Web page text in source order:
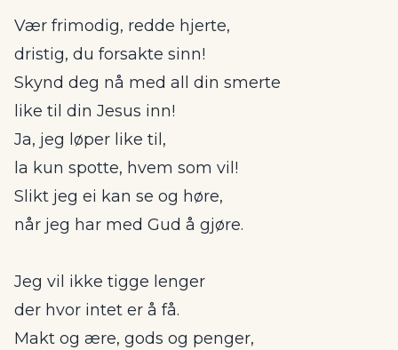
Vær frimodig, redde hjerte,
dristig, du forsakte sinn!
Skynd deg nå med all din smerte
like til din Jesus inn!
Ja, jeg løper like til,
la kun spotte, hvem som vil!
Slikt jeg ei kan se og høre,
når jeg har med Gud å gjøre.
Jeg vil ikke tigge lenger
der hvor intet er å få.
Makt og ære, gods og penger,